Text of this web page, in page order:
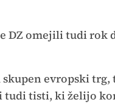
DZ omejili tudi rok
evropski trg,
tisti, ki želijo